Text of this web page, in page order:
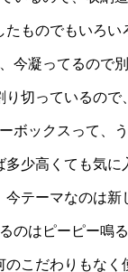
たものでもいろい
今凝ってるので
切っているので
ボックスって、
多少高くても気に
今テーマなのは新
のはピーピー鳴
のこだわりもなく